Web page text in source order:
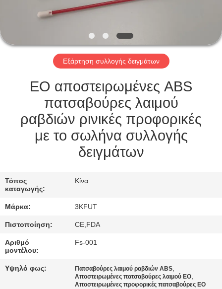
ΕΠΙΣΚΈΨΕΙΣ
ΕΡΓΟΣΤΆΣΙΟ
ΈΛΕΓΧΟΣ
ΠΟΙΌΤΗΤΑΣ
ΕΠΙΚΟΙΝΩΝΉΣΤΕ
ΜΑΖΊ
ΕΙΔΉΣΕΙΣ
ΥΠΟΘΈΣΕΙΣ
ΖΗΤΉΣΤΕ
ΠΡΟΣΦΟΡΆ
Εξάρτηση συλλογής δειγμάτων
EO αποστειρωμένες ABS
πατσαβούρες λαιμού
ραβδιών ρινικές προφορικές
με το σωλήνα συλλογής
δειγμάτων
Τόπος
καταγωγής:
Κίνα
Μάρκα: 3KFUT
Πιστοποίηση: CE,FDA
Αριθμό
μοντέλου:
Fs-001
Υψηλό φως: Πατσαβούρες λαιμού ραβδιών ABS,
Αποστειρωμένες πατσαβούρες λαιμού EO,
Αποστειρωμένες προφορικές πατσαβούρες EO